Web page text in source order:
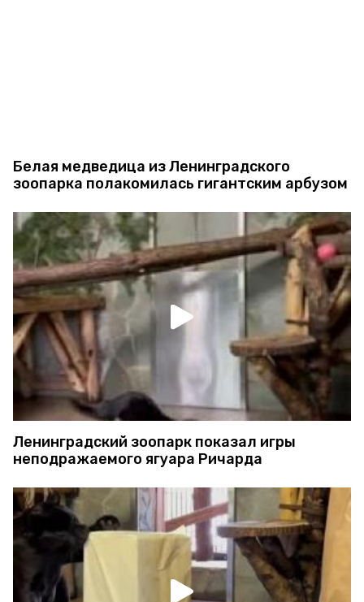
Белая медведица из Ленинградского
зоопарка полакомилась гигантским арбузом
Ленинградский зоопарк показал игры
неподражаемого ягуара Ричарда